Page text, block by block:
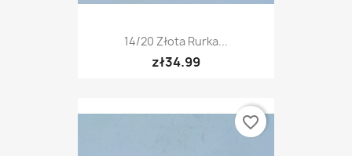
14/20 Złota Rurka...
zł34.99
favorite_border